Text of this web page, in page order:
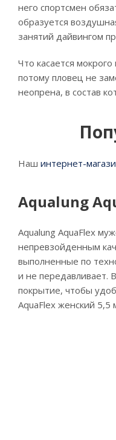
него спортсмен
образуется
занятий дайвингом
Что касается
потому пловец не
неопрена, в состав
Наш интернет-
Aqualung
Aqualung AquaFlex
непревзойденным
выполненные по
и не передавливает.
покрытие, чтобы
AquaFlex женский 5,5